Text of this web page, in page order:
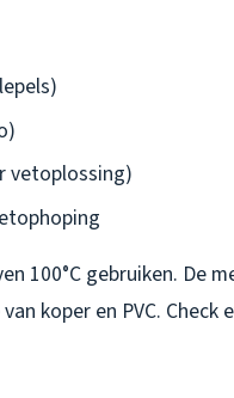
vetoplossing)
100°C gebruiken. De
koper en PVC.